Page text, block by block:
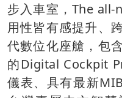
步入車室，The all-
用性皆有感提升、
代數位化座艙，包
的Digital Cockpit
儀表、具有最新